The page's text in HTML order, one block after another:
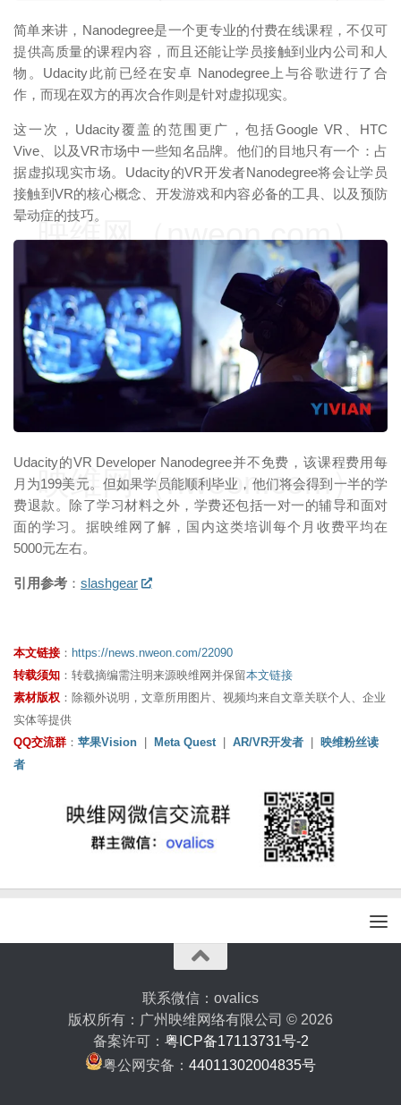
简单来讲，Nanodegree是一个更专业的付费在线课程，不仅可
提供高质量的课程内容，而且还能让学员接触到业内公司和人
物。Udacity此前已经在安卓 Nanodegree上与谷歌进行了合
作，而现在双方的再次合作则是针对虚拟现实。
这一次，Udacity覆盖的范围更广，包括Google VR、HTC
Vive、以及VR市场中一些知名品牌。他们的目地只有一个：占
据虚拟现实市场。Udacity的VR开发者Nanodegree将会让学员
接触到VR的核心概念、开发游戏和内容必备的工具、以及预防
晕动症的技巧。
Udacity的VR Developer Nanodegree并不免费，该课程费用每
月为199美元。但如果学员能顺利毕业，他们将会得到一半的学
费退款。除了学习材料之外，学费还包括一对一的辅导和面对
面的学习。据映维网了解，国内这类培训每个月收费平均在
5000元左右。
引用参考 ： slashgear
映维网（nweon.com）
映维网（nweon.com）
本文链接 ： https://news.nweon.com/22090
转载须知 ：转载摘编需注明来源映维网并保留本文链接
素材版权 ：除额外说明，文章所用图片、视频均来自文章关联个人、企业
实体等提供
QQ交流群 ： 苹果Vision Meta Quest| AR/VR开发者
映维粉丝读
者
联系微信：ovalics
版权所有：广州映维网络有限公司 © 2026
备案许可： 粤ICP备17113731号-2
粤公网安备： 44011302004835号